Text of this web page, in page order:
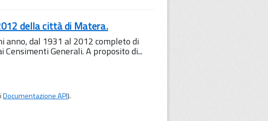
della città di Matera.
anno, dal 1931 al 2012 completo di
Generali. A proposito di...
Documentazione API).